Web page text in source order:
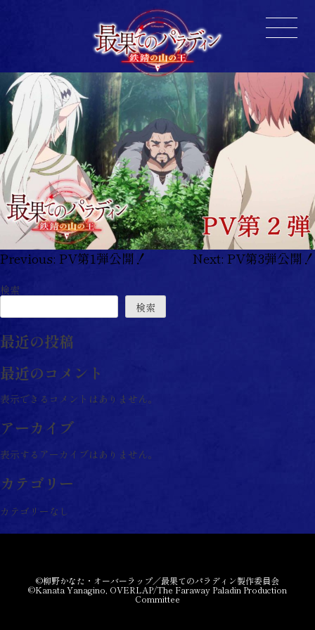
投
稿
ナ
ビ
ゲ
ー
シ
ン
Previous: PV第1弾公開！ Next: PV第3弾公開！
検索
検索
最近の投稿
最近のコメント
表示できるコメントはありません。
アーカイブ
表示するアーカイブはありません。
カテゴリー
カテゴリーなし
©柳野かなた・オーバーラップ／最果てのパラディン製作委員会
©Kanata Yanagino, OVERLAP/The Faraway Paladin Production
Committee